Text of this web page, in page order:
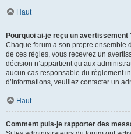
Haut
Pourquoi ai-je reçu un avertissement
Chaque forum a son propre ensemble
de ces règles, vous recevrez un
décision n’appartient qu’aux
aucun cas responsable du règlement
d’informations, veuillez contacter un
Haut
Comment puis-je rapporter des